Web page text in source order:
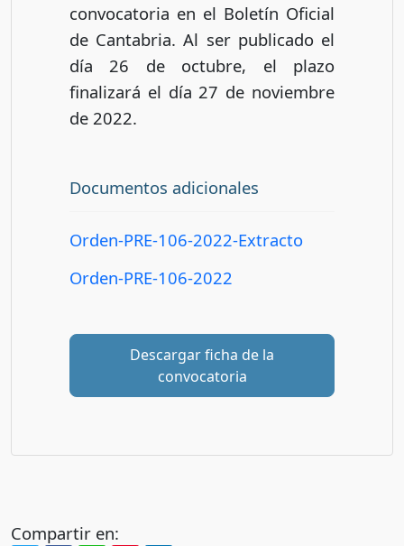
convocatoria en el Boletín Oficial
de Cantabria. Al ser publicado el
día 26 de octubre, el plazo
finalizará el día 27 de noviembre
de 2022.
Documentos adicionales
Orden-PRE-106-2022-Extracto
Orden-PRE-106-2022
Descargar ficha de la
convocatoria
Compartir en: